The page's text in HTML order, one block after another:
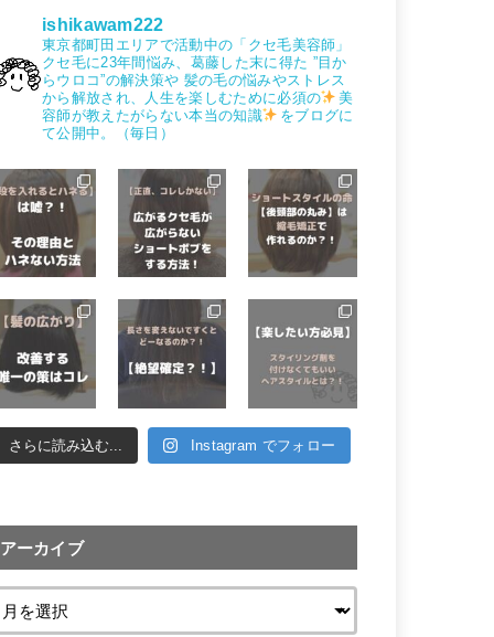
ishikawam222
東京都町田エリアで活動中の「クセ毛美容師」
クセ毛に23年間悩み、葛藤した末に得た ”目か
らウロコ”の解決策や 髪の毛の悩みやストレス
から解放され、人生を楽しむために必須の
美
容師が教えたがらない本当の知識
をブログに
て公開中。（毎日）
さらに読み込む... Instagram でフォロー
アーカイブ